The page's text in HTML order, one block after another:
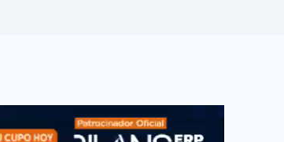
23 FEBRERO, 2024